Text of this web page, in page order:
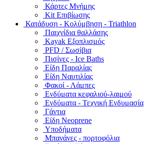
Κάρτες Μνήμης
Kit Επιβίωσης
Κατάδυση - Κολύμβηση - Triathlon
Παιχνίδια θαλλάσης
Kayak Εξοπλισμός
PFD / Σωσίβια
Πισίνες - Ice Baths
Είδη Παραλίας
Είδη Ναυτιλίας
Φακοί - Λάμπες
Ενδύματα κεφαλιού-λαιμού
Ενδύματα - Τεχνική Ενδυμασία
Γάντια
Είδη Neoprene
Υποδήματα
Μπανάνες - πορτοφόλια